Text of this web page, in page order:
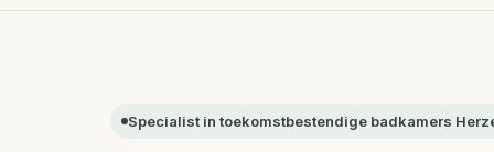
Specialist in toekomstbestendige badkamers